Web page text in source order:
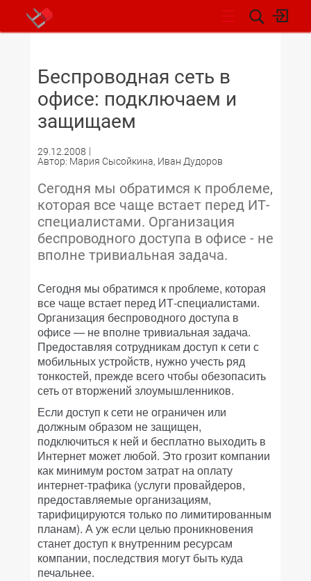
Беспроводная сеть в
офисе: подключаем и
защищаем
29.12.2008
Автор: Мария Сысойкина, Иван Дудоров
Сегодня мы обратимся к проблеме,
которая все чаще встает перед ИТ-
специалистами. Организация
беспроводного доступа в офисе - не
вполне тривиальная задача.
Сегодня мы обратимся к проблеме, которая
все чаще встает перед ИТ-специалистами.
Организация беспроводного доступа в
офисе — не вполне тривиальная задача.
Предоставляя сотрудникам доступ к сети с
мобильных устройств, нужно учесть ряд
тонкостей, прежде всего чтобы обезопасить
сеть от вторжений злоумышленников.
Если доступ к сети не ограничен или
должным образом не защищен,
подключиться к ней и бесплатно выходить в
Интернет может любой. Это грозит компании
как минимум ростом затрат на оплату
интернет-трафика (услуги провайдеров,
предоставляемые организациям,
тарифицируются только по лимитированным
планам). А уж если целью проникновения
станет доступ к внутренним ресурсам
компании, последствия могут быть куда
печальнее.